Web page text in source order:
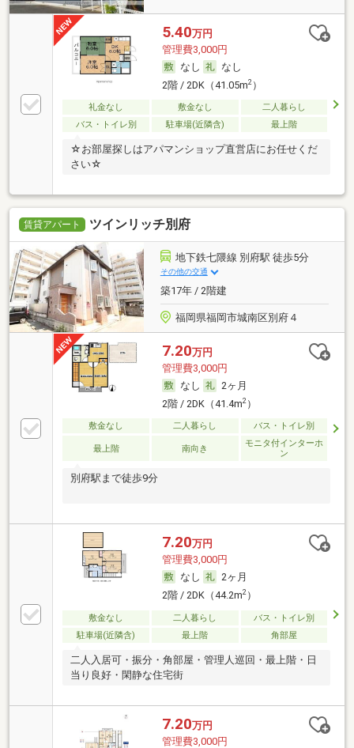
5.40万円
管理費3,000円
なし
なし
2階 / 2DK（41.05m2）
礼金なし 敷金なし
二人暮らし
バス・トイレ別
駐車場(近隣含) 最上階
☆お部屋探しはアパマンショップ直営店にお任せくだ
さい☆
賃貸アパート ツインリッチ別府
地下鉄七隈線 別府駅 徒歩5分
その他の交通
築17年 / 2階建
福岡県福岡市城南区別府４
7.20万円
管理費3,000円
なし
2ヶ月
2階 / 2DK（41.4m2）
敷金なし 二人暮らし バス・トイレ別
最上階 南向き
モニタ付インターホ
ン
別府駅まで徒歩9分
7.20万円
管理費3,000円
なし
2ヶ月
2階 / 2DK（44.2m2）
敷金なし 二人暮らし
バス・トイレ別
駐車場(近隣含)
最上階 角部屋
二人入居可・振分・角部屋・管理人巡回・最上階・日
当り良好・閑静な住宅街
7.20万円
管理費3,000円